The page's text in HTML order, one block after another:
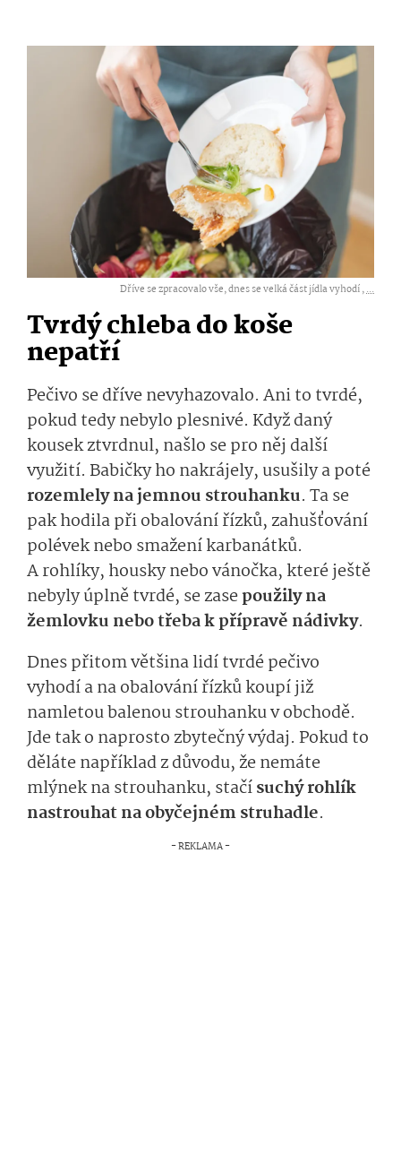
Dříve se zpracovalo vše, dnes se velká část jídla vyhodí ,...
Tvrdý chleba do koše
nepatří
Pečivo se dříve nevyhazovalo. Ani to tvrdé,
pokud tedy nebylo plesnivé. Když daný
kousek ztvrdnul, našlo se pro něj další
využití. Babičky ho nakrájely, usušily a poté
rozemlely na jemnou strouhanku. Ta se
pak hodila při obalování řízků, zahušťování
polévek nebo smažení karbanátků.
A rohlíky, housky nebo vánočka, které ještě
nebyly úplně tvrdé, se zasepoužily na
žemlovku nebo třeba k přípravě nádivky.
Dnes přitom většina lidí tvrdé pečivo
vyhodí a na obalování řízků koupí již
namletou balenou strouhanku v obchodě.
Jde tak o naprosto zbytečný výdaj. Pokud to
děláte například z důvodu, že nemáte
mlýnek na strouhanku, stačísuchý rohlík
nastrouhat na obyčejném struhadle.